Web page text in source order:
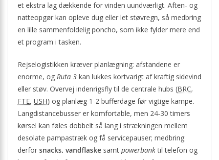
et ekstra lag dækkende for vinden uundværligt. Aften- og
natteopgør kan opleve dug eller let støvregn, så medbring
en lille sammenfoldelig poncho, som ikke fylder mere end
et program i tasken.
Rejselogistikken kræver planlægning: afstandene er
enorme, og Ruta 3 kan lukkes kortvarigt af kraftig sidevind
eller støv. Overvej indenrigsfly til de centrale hubs (BRC,
FTE, USH) og planlæg 1-2 bufferdage før vigtige kampe.
Langdistancebusser er komfortable, men 24-30 timers
kørsel kan føles dobbelt så lang i strækningen mellem
desolate pampastræk og få servicepauser; medbring
derfor snacks, vandflaske samt powerbanktil telefon og